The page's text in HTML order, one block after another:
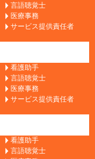
言語聴覚士
医療事務
サービス提供責任者
看護助手
言語聴覚士
医療事務
サービス提供責任者
看護助手
言語聴覚士